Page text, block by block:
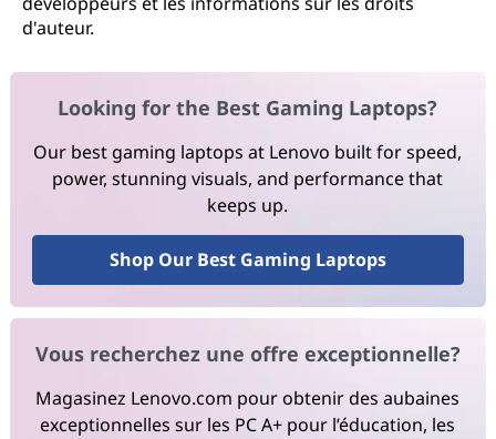
d'auteur.
Looking for the Best Gaming Laptops?
Our best gaming laptops at Lenovo built for speed,
power, stunning visuals, and performance that
keeps up.
Shop Our Best Gaming Laptops
Vous recherchez une offre exceptionnelle?
Magasinez Lenovo.com pour obtenir des aubaines
exceptionnelles sur les PC A+ pour l’éducation, les